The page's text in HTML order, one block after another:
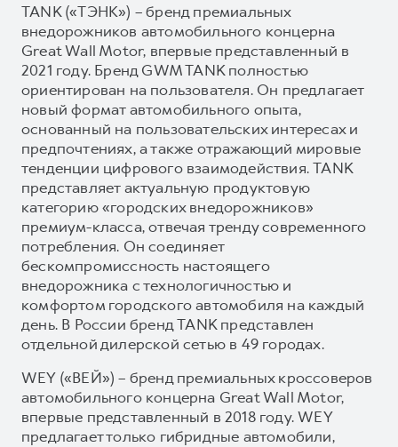
TANK («ТЭНК») – бренд премиальных
внедорожников автомобильного концерна
Great Wall Motor, впервые представленный в
2021 году. Бренд GWM TANK полностью
ориентирован на пользователя. Он предлагает
новый формат автомобильного опыта,
основанный на пользовательских интересах и
предпочтениях, а также отражающий мировые
тенденции цифрового взаимодействия. TANK
представляет актуальную продуктовую
категорию «городских внедорожников»
премиум-класса, отвечая тренду современного
потребления. Он соединяет
бескомпромиссность настоящего
внедорожника с технологичностью и
комфортом городского автомобиля на каждый
день. В России бренд TANK представлен
отдельной дилерской сетью в 49 городах.
WEY («ВЕЙ») – бренд премиальных кроссоверов
автомобильного концерна Great Wall Motor,
впервые представленный в 2018 году. WEY
предлагает только гибридные автомобили,